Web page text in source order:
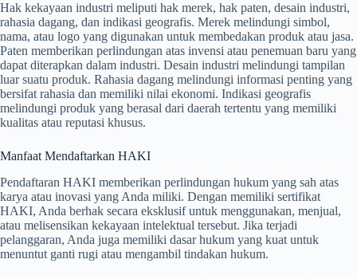
Hak kekayaan industri meliputi hak merek, hak paten, desain industri,
rahasia dagang, dan indikasi geografis. Merek melindungi simbol,
nama, atau logo yang digunakan untuk membedakan produk atau jasa.
Paten memberikan perlindungan atas invensi atau penemuan baru yang
dapat diterapkan dalam industri. Desain industri melindungi tampilan
luar suatu produk. Rahasia dagang melindungi informasi penting yang
bersifat rahasia dan memiliki nilai ekonomi. Indikasi geografis
melindungi produk yang berasal dari daerah tertentu yang memiliki
kualitas atau reputasi khusus.
Manfaat Mendaftarkan HAKI
Pendaftaran HAKI memberikan perlindungan hukum yang sah atas
karya atau inovasi yang Anda miliki. Dengan memiliki sertifikat
HAKI, Anda berhak secara eksklusif untuk menggunakan, menjual,
atau melisensikan kekayaan intelektual tersebut. Jika terjadi
pelanggaran, Anda juga memiliki dasar hukum yang kuat untuk
menuntut ganti rugi atau mengambil tindakan hukum.